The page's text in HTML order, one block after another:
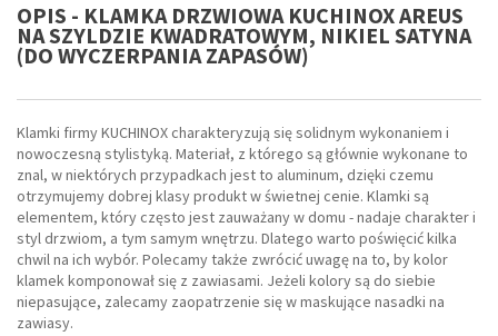
OPIS - KLAMKA DRZWIOWA KUCHINOX AREUS
NA SZYLDZIE KWADRATOWYM, NIKIEL SATYNA
(DO WYCZERPANIA ZAPASÓW)
Klamki firmy KUCHINOX charakteryzują się solidnym wykonaniem i
nowoczesną stylistyką. Materiał, z którego są głównie wykonane to
znal, w niektórych przypadkach jest to aluminum, dzięki czemu
otrzymujemy dobrej klasy produkt w świetnej cenie. Klamki są
elementem, który często jest zauważany w domu - nadaje charakter i
styl drzwiom, a tym samym wnętrzu. Dlatego warto poświęcić kilka
chwil na ich wybór. Polecamy także zwrócić uwagę na to, by kolor
klamek komponował się z zawiasami. Jeżeli kolory są do siebie
niepasujące, zalecamy zaopatrzenie się w maskujące nasadki na
zawiasy.